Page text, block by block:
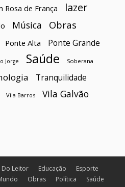
Rosa de França
lazer
Música Obras
Ponte Alta Ponte Grande
Jorge Saúde Soberana
Tranquilidade
Vila Barros Vila Galvão
Do Leitor Educação
Esporte
Obras Política
Saúde